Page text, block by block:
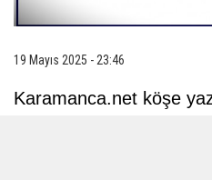
19 Mayıs 2025 - 23:46
Karamanca.net köşe